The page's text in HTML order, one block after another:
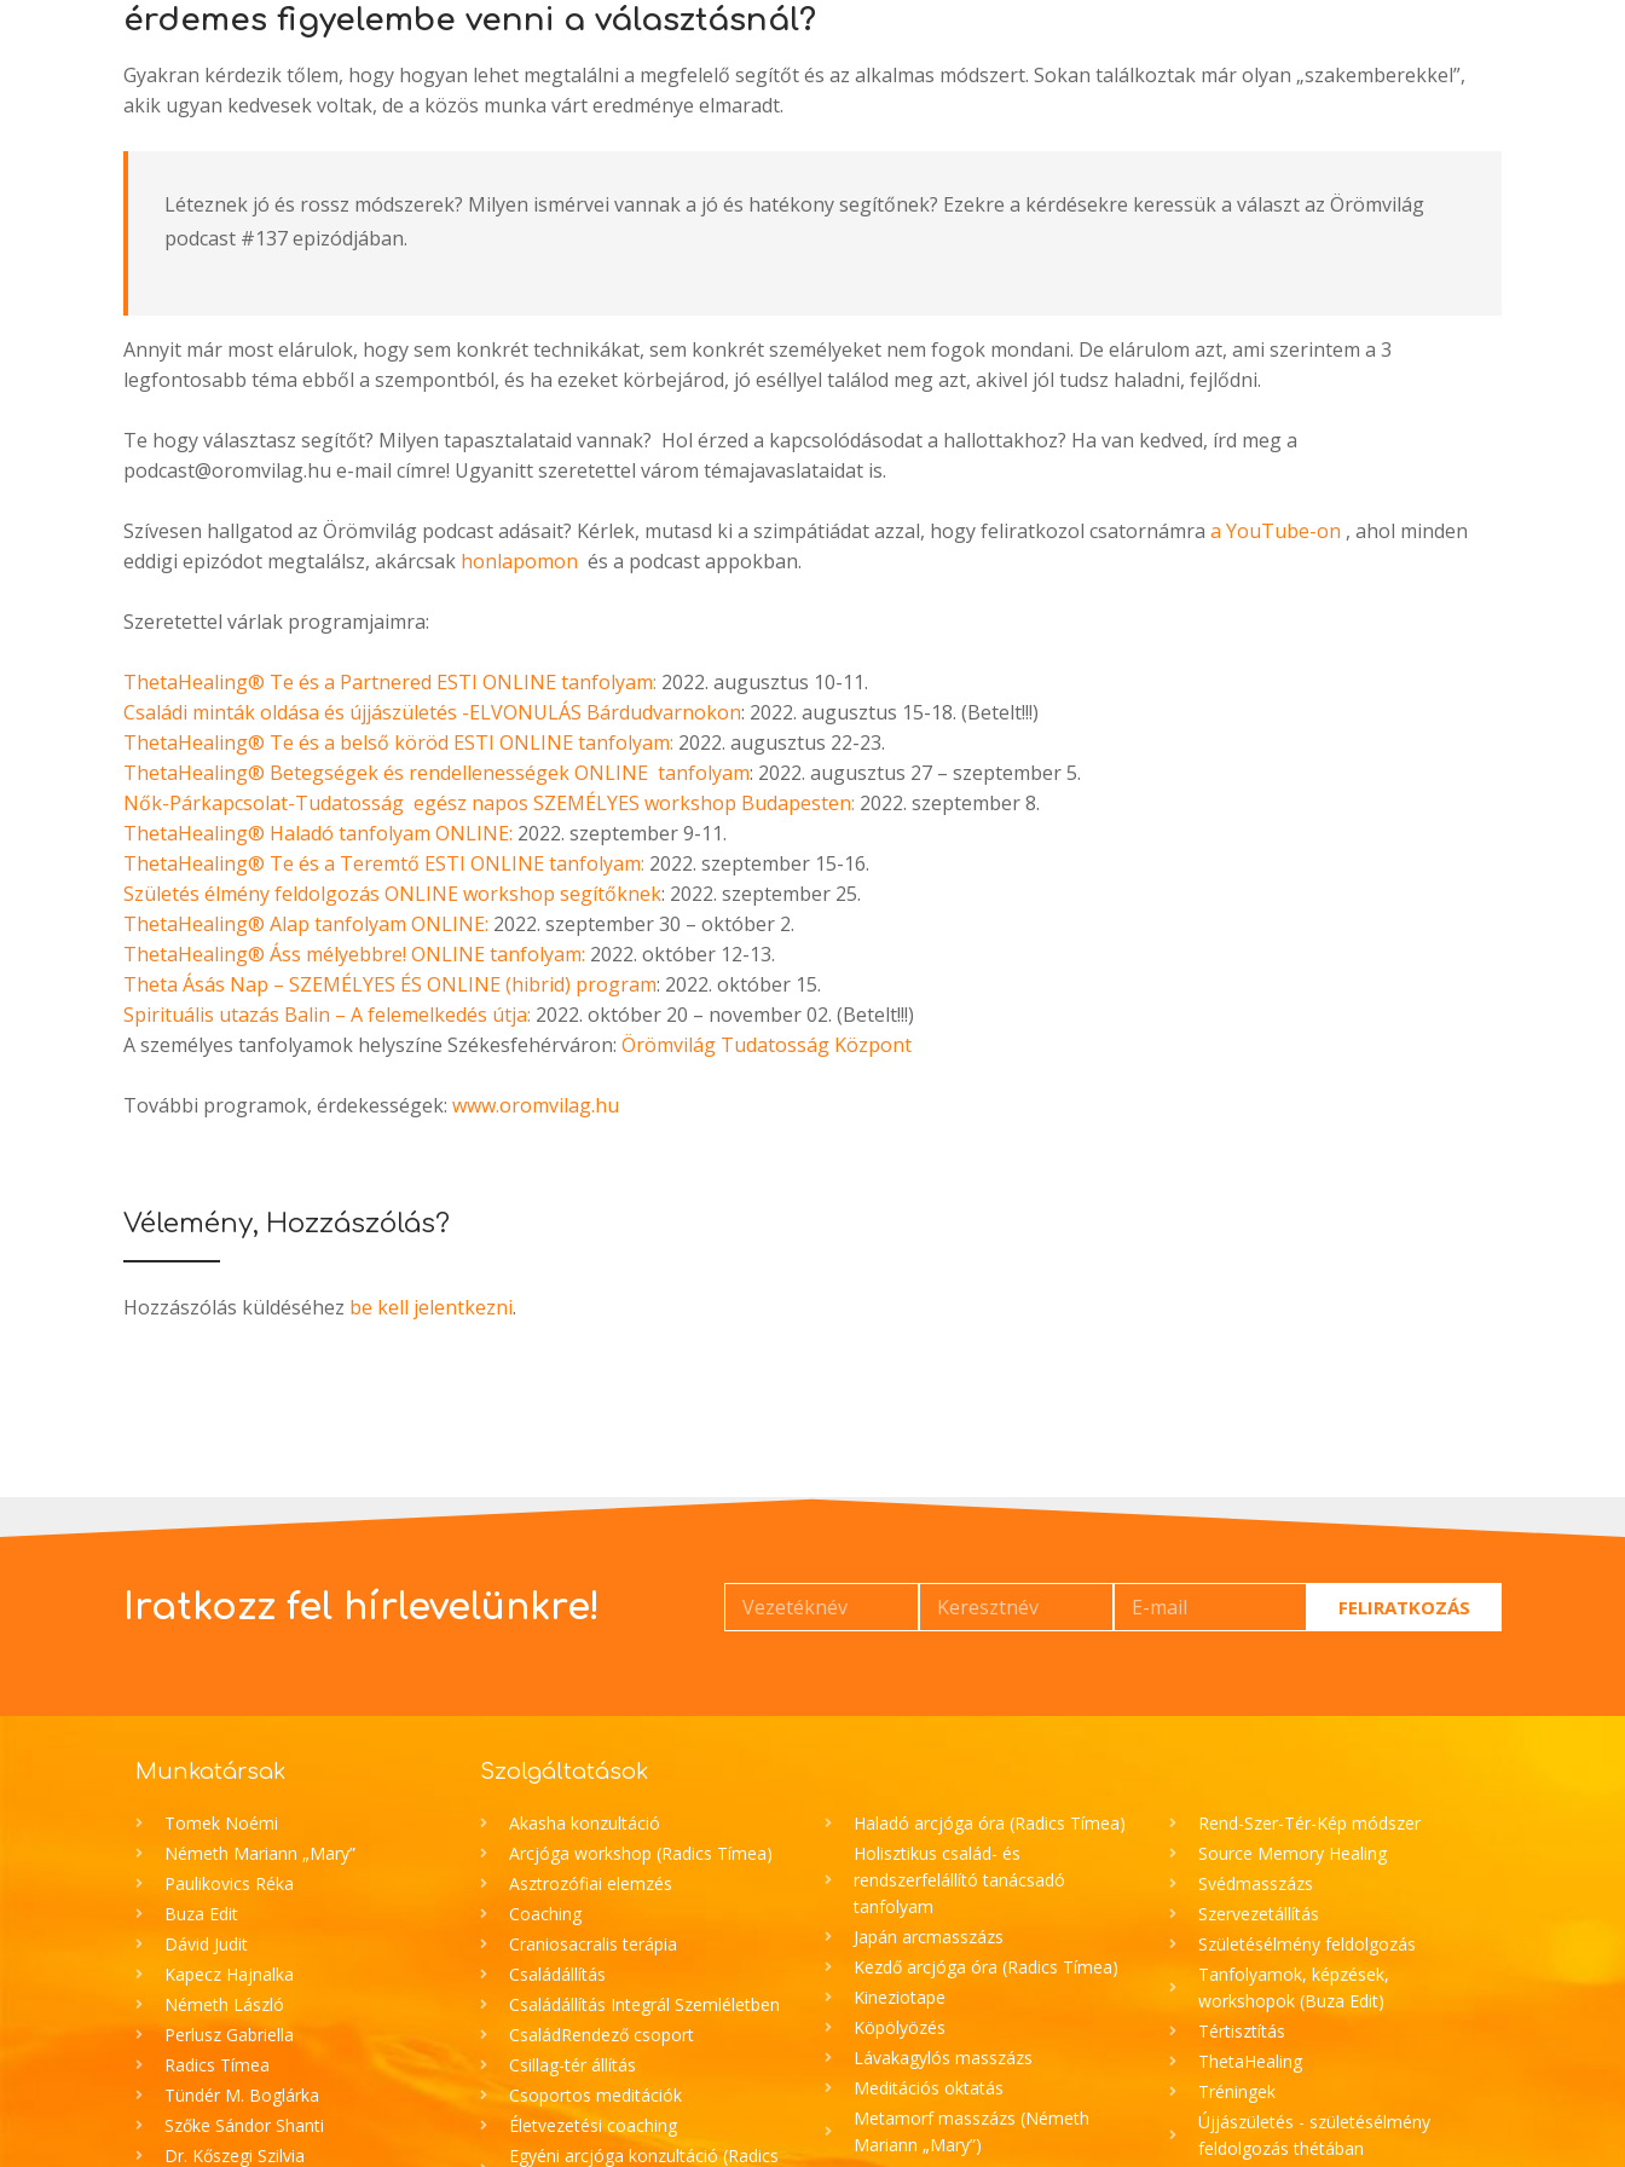
érdemes figyelembe venni a választásnál?
Gyakran kérdezik tőlem, hogy hogyan lehet megtalálni a megfelelő segítőt és az alkalmas módszert. Sokan találkoztak már olyan „szakemberekkel”,
akik ugyan kedvesek voltak, de a közös munka várt eredménye elmaradt.
Léteznek jó és rossz módszerek? Milyen ismérvei vannak a jó és hatékony segítőnek? Ezekre a kérdésekre keressük a választ az Örömvilág
podcast #137 epizódjában.
Annyit már most elárulok, hogy sem konkrét technikákat, sem konkrét személyeket nem fogok mondani. De elárulom azt, ami szerintem a 3
legfontosabb téma ebből a szempontból, és ha ezeket körbejárod, jó eséllyel találod meg azt, akivel jól tudsz haladni, fejlődni.
Te hogy választasz segítőt? Milyen tapasztalataid vannak? Hol érzed a kapcsolódásodat a hallottakhoz? Ha van kedved, írd meg a
podcast@oromvilag.hu e-mail címre! Ugyanitt szeretettel várom témajavaslataidat is.
Szívesen hallgatod az Örömvilág podcast adásait? Kérlek, mutasd ki a szimpátiádat azzal, hogy feliratkozol csatornámra a YouTube-on , ahol minden
eddigi epizódot megtalálsz, akárcsak honlapomon és a podcast appokban.
Szeretettel várlak programjaimra:
ThetaHealing® Te és a Partnered ESTI ONLINE tanfolyam: 2022. augusztus 10-11.
Családi minták oldása és újjászületés -ELVONULÁS Bárdudvarnokon: 2022. augusztus 15-18. (Betelt!!!)
ThetaHealing® Te és a belső köröd ESTI ONLINE tanfolyam: 2022. augusztus 22-23.
ThetaHealing® Betegségek és rendellenességek ONLINE tanfolyam: 2022. augusztus 27 – szeptember 5.
Nők-Párkapcsolat-Tudatosság egész napos SZEMÉLYES workshop Budapesten: 2022. szeptember 8.
ThetaHealing® Haladó tanfolyam ONLINE: 2022. szeptember 9-11.
ThetaHealing® Te és a Teremtő ESTI ONLINE tanfolyam: 2022. szeptember 15-16.
Születés élmény feldolgozás ONLINE workshop segítőknek: 2022. szeptember 25.
ThetaHealing® Alap tanfolyam ONLINE: 2022. szeptember 30 – október 2.
ThetaHealing® Áss mélyebbre! ONLINE tanfolyam: 2022. október 12-13.
Theta Ásás Nap – SZEMÉLYES ÉS ONLINE (hibrid) program: 2022. október 15.
Spirituális utazás Balin – A felemelkedés útja: 2022. október 20 – november 02. (Betelt!!!)
A személyes tanfolyamok helyszíne Székesfehérváron: Örömvilág Tudatosság Központ
További programok, érdekességek: www.oromvilag.hu
Vélemény, Hozzászólás?
Hozzászólás küldéséhez be kell jelentkezni.
Iratkozz fel hírlevelünkre! FELIRATKOZÁS
Munkatársak
Tomek Noémi
Németh Mariann „Mary”
Paulikovics Réka
Buza Edit
Dávid Judit
Kapecz Hajnalka
Németh László
Perlusz Gabriella
Radics Tímea
Tündér M. Boglárka
Szőke Sándor Shanti
Dr. Kőszegi Szilvia
Szolgáltatások
Akasha konzultáció
Arcjóga workshop (Radics Tímea)
Asztrozófiai elemzés
Coaching
Craniosacralis terápia
Családállítás
Családállítás Integrál Szemléletben
CsaládRendező csoport
Csillag-tér állítás
Csoportos meditációk
Életvezetési coaching
Egyéni arcjóga konzultáció (Radics
Haladó arcjóga óra (Radics Tímea)
Holisztikus család- és
rendszerfelállító tanácsadó
tanfolyam
Japán arcmasszázs
Kezdő arcjóga óra (Radics Tímea)
Kineziotape
Köpölyözés
Lávakagylós masszázs
Meditációs oktatás
Metamorf masszázs (Németh
Mariann „Mary”)
Rend-Szer-Tér-Kép módszer
Source Memory Healing
Svédmasszázs
Szervezetállítás
Születésélmény feldolgozás
Tanfolyamok, képzések,
workshopok (Buza Edit)
Tértisztítás
ThetaHealing
Tréningek
Újjászületés - születésélmény
feldolgozás thétában